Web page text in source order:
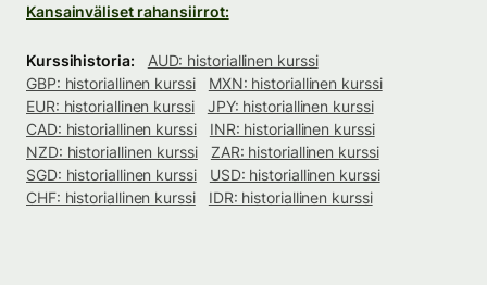
Kansainväliset rahansiirrot:
Kurssihistoria:
AUD: historiallinen kurssi
GBP: historiallinen kurssi
MXN: historiallinen kurssi
EUR: historiallinen kurssi
JPY: historiallinen kurssi
CAD: historiallinen kurssi
INR: historiallinen kurssi
NZD: historiallinen kurssi
ZAR: historiallinen kurssi
SGD: historiallinen kurssi
USD: historiallinen kurssi
CHF: historiallinen kurssi
IDR: historiallinen kurssi